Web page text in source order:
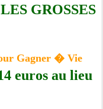
GROSSES
Gagner � Vie
euros au lieu